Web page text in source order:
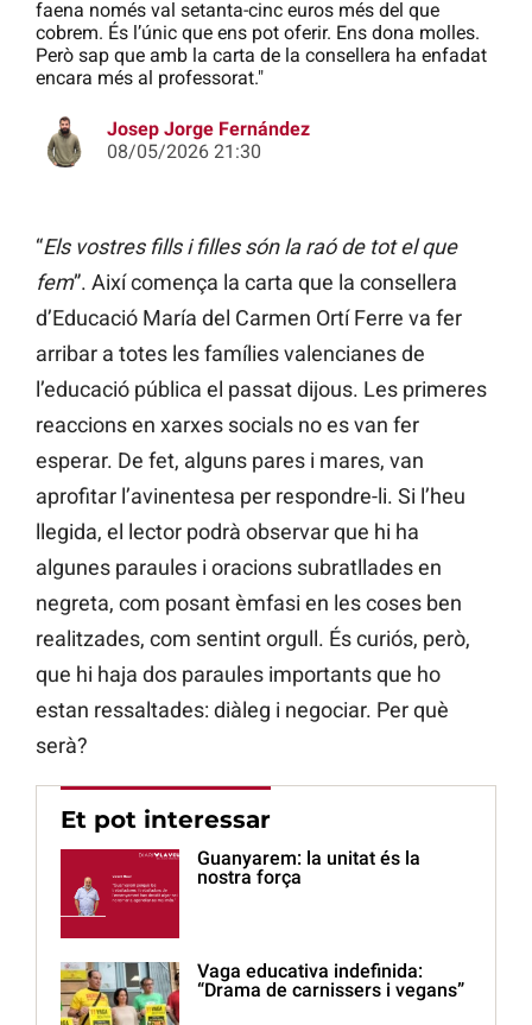
faena només val setanta-cinc euros més del que
cobrem. És l’únic que ens pot oferir. Ens dona molles.
Però sap que amb la carta de la consellera ha enfadat
encara més al professorat."
Josep Jorge Fernández
08/05/2026 21:30
“Els vostres fills i filles són la raó de tot el que
fem”. Així comença la carta que la consellera
d’Educació María del Carmen Ortí Ferre va fer
arribar a totes les famílies valencianes de
l’educació pública el passat dijous. Les primeres
reaccions en xarxes socials no es van fer
esperar. De fet, alguns pares i mares, van
aprofitar l’avinentesa per respondre-li. Si l’heu
llegida, el lector podrà observar que hi ha
algunes paraules i oracions subratllades en
negreta, com posant èmfasi en les coses ben
realitzades, com sentint orgull. És curiós, però,
que hi haja dos paraules importants que ho
estan ressaltades: diàleg i negociar. Per què
serà?
Et pot interessar
Guanyarem: la unitat és la
nostra força
Vaga educativa indefinida:
“Drama de carnissers i vegans”